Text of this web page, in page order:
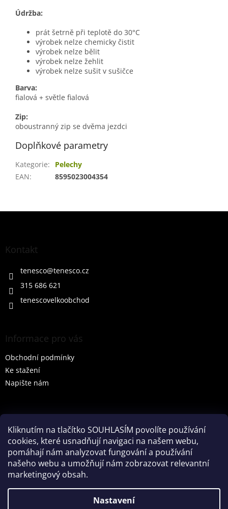
Kliknutím na tlačítko SOUHLASÍM povolíte používání
cookies, které usnadňují navigaci na našem webu,
pomáhají nám analyzovat fungování a používání
našeho webu a umožňují nám zobrazovat relevantní
marketingový obsah.
Nastavení
Údržba:
prát šetrně při teplotě do 30°C
výrobek nelze chemicky čistit
výrobek nelze bělit
výrobek nelze žehlit
výrobek nelze sušit v sušičce
Barva:
fialová + světle fialová
Zip:
oboustranný zip se dvěma jezdci
Doplňkové parametry
Kategorie:
Pelechy
EAN: 8595023004354
Z
Kontakt
tenesco@tenesco.cz
315 686 621
tenescovelkoobchod
Informace pro vás
Obchodní podmínky
Ke stažení
Napište nám
HLEDAT
Partner: Mega Creative